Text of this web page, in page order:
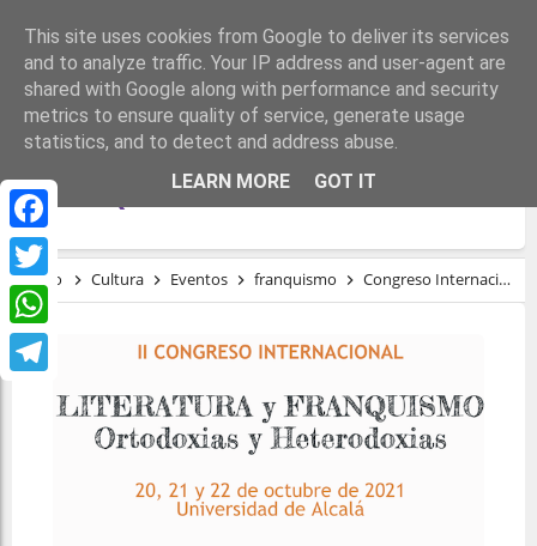
Facebook
Twitter
WhatsApp
Telegram
CONGRESO INTERNACIONAL LITERATURA
Y FRANQUISMO
Inicio Cultura Eventos franquismo Congreso Internacional Literatura y Franquismo
This site uses cookies from Google to deliver its services
and to analyze traffic. Your IP address and user-agent are
shared with Google along with performance and security
metrics to ensure quality of service, generate usage
statistics, and to detect and address abuse.
LEARN MORE
GOT IT